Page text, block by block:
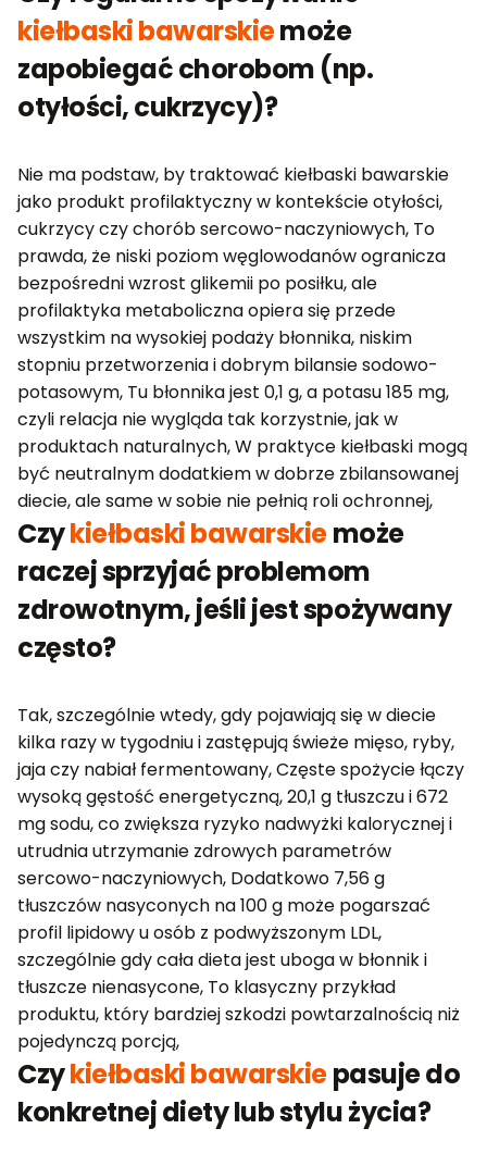
kiełbaski bawarskiemoże
zapobiegać chorobom (np.
otyłości, cukrzycy)?
Nie ma podstaw, by traktować kiełbaski bawarskie
jako produkt profilaktyczny w kontekście otyłości,
cukrzycy czy chorób sercowo-naczyniowych, To
prawda, że niski poziom węglowodanów ogranicza
bezpośredni wzrost glikemii po posiłku, ale
profilaktyka metaboliczna opiera się przede
wszystkim na wysokiej podaży błonnika, niskim
stopniu przetworzenia i dobrym bilansie sodowo-
potasowym, Tu błonnika jest 0,1 g, a potasu 185 mg,
czyli relacja nie wygląda tak korzystnie, jak w
produktach naturalnych, W praktyce kiełbaski mogą
być neutralnym dodatkiem w dobrze zbilansowanej
diecie, ale same w sobie nie pełnią roli ochronnej,
Czykiełbaski bawarskiemoże
raczej sprzyjać problemom
zdrowotnym, jeśli jest spożywany
często?
Tak, szczególnie wtedy, gdy pojawiają się w diecie
kilka razy w tygodniu i zastępują świeże mięso, ryby,
jaja czy nabiał fermentowany, Częste spożycie łączy
wysoką gęstość energetyczną, 20,1 g tłuszczu i 672
mg sodu, co zwiększa ryzyko nadwyżki kalorycznej i
utrudnia utrzymanie zdrowych parametrów
sercowo-naczyniowych, Dodatkowo 7,56 g
tłuszczów nasyconych na 100 g może pogarszać
profil lipidowy u osób z podwyższonym LDL,
szczególnie gdy cała dieta jest uboga w błonnik i
tłuszcze nienasycone, To klasyczny przykład
produktu, który bardziej szkodzi powtarzalnością niż
pojedynczą porcją,
Czykiełbaski bawarskiepasuje do
konkretnej diety lub stylu życia?